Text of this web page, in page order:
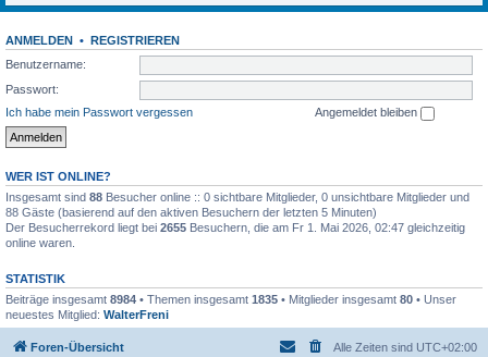
ANMELDEN • REGISTRIEREN
Benutzername:
Passwort:
Ich habe mein Passwort vergessen
Angemeldet bleiben
WER IST ONLINE?
Insgesamt sind 88 Besucher online :: 0 sichtbare Mitglieder, 0 unsichtbare Mitglieder und
88 Gäste (basierend auf den aktiven Besuchern der letzten 5 Minuten)
Der Besucherrekord liegt bei 2655 Besuchern, die am Fr 1. Mai 2026, 02:47 gleichzeitig
online waren.
STATISTIK
Beiträge insgesamt 8984 • Themen insgesamt 1835 • Mitglieder insgesamt 80 • Unser
neuestes Mitglied: WalterFreni
Foren-Übersicht Alle Zeiten sind UTC+02:00